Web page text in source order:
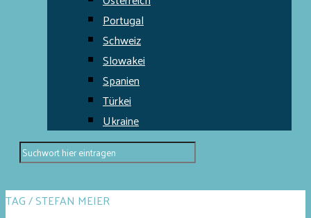
Portugal
Schweiz
Slowakei
Spanien
Türkei
Ukraine
TAG / STEFAN MEIER